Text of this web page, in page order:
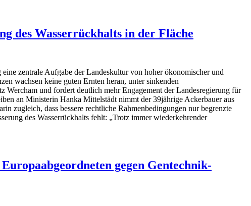
des Wasserrückhalts in der Fläche
zentrale Aufgabe der Landeskultur von hoher ökonomischer und
wachsen keine guten Ernten heran, unter sinkenden
Wercham und fordert deutlich mehr Engagement der Landesregierung für
an Ministerin Hanka Mittelstädt nimmt der 39jährige Ackerbauer aus
zugleich, dass bessere rechtliche Rahmenbedingungen nur begrenzte
des Wasserrückhalts fehlt: „Trotz immer wiederkehrender
gegen Gentechnik-